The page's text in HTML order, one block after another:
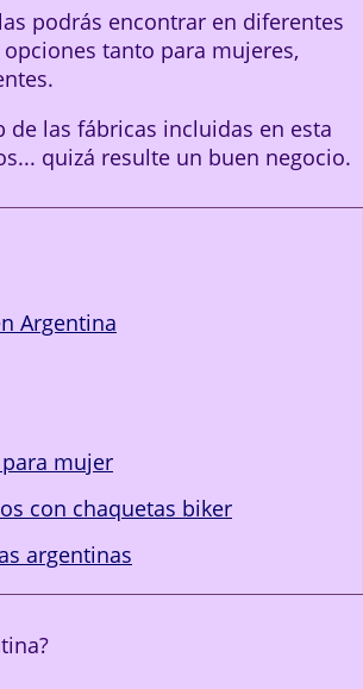
podrás encontrar en diferentes
tanto para mujeres,
las fábricas incluidas en esta
quizá resulte un buen negocio.
Argentina
mujer
con chaquetas biker
argentinas